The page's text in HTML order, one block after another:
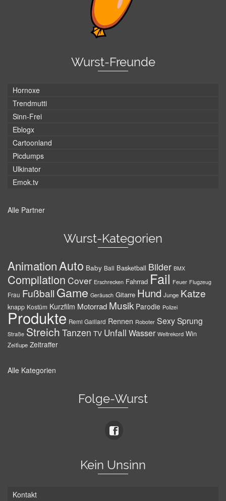
Wurst-Freunde
Hornoxe
Trendmutti
Sinn-Frei
Eblogx
Cartoonland
Picdumps
Ulkinator
Emok.tv
Alle Partner
Wurst-Kategorien
AnimationAuto Baby Ball Basketball Bilder BMX
Compilation Cover Erschrecken Fahrrad Fail Feuer Flugzeug
Frau Fußball Game Geräusch Gitarre Hund Junge Katze
knapp Kostüm Kurzfilm Motorrad Musik Parodie Polizei
Produkte Remi Gaillard Rennen Roboter SexySprung
Straße Streich Tanzen TV Unfall Wasser Weltrekord Win
Zeitlupe Zeitraffer
Alle Kategorien
Folge-Wurst
Kein Unsinn
Kontakt